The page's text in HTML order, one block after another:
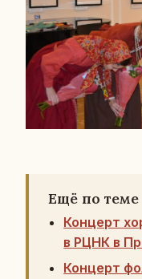
Ещё по теме
Концерт
в РЦНК в
Концерт